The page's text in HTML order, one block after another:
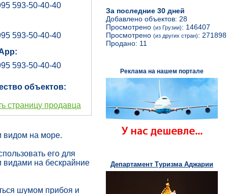
593-50-40-40
593-50-40-40
593-50-40-40
объектов:
страницу продавца
видом на море.
его для
на бескрайние
шумом прибоя и
За последние 30 дней
Добавлено объектов: 28
Просмотрено (из Грузии): 146407
Просмотрено (из других стран): 271898
Продано: 11
Реклама на нашем портале
Департамент Туризма Аджарии